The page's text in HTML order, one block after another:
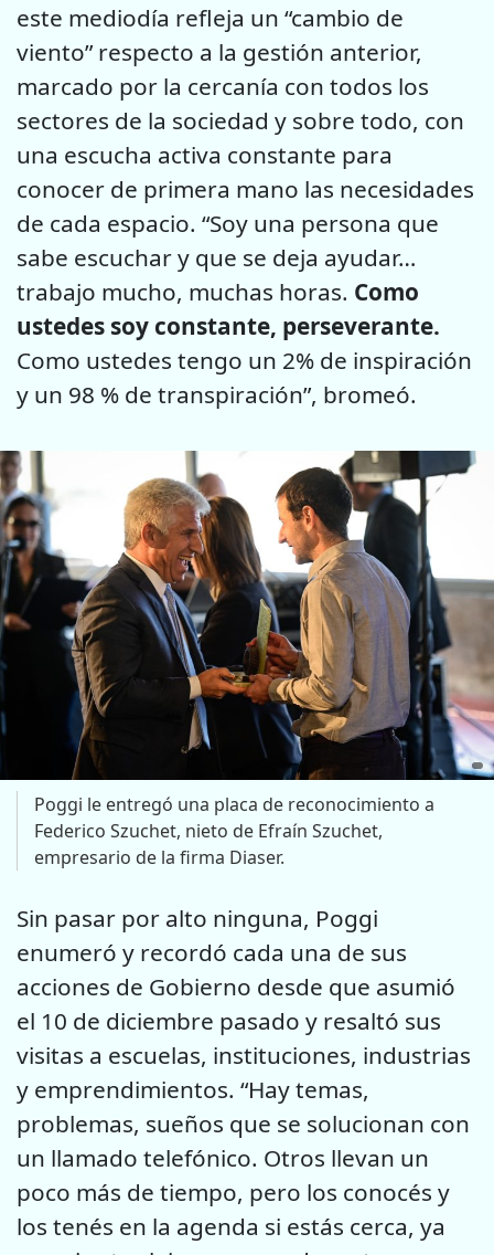
este mediodía refleja un “cambio de
viento” respecto a la gestión anterior,
marcado por la cercanía con todos los
sectores de la sociedad y sobre todo, con
una escucha activa constante para
conocer de primera mano las necesidades
de cada espacio. “Soy una persona que
sabe escuchar y que se deja ayudar…
trabajo mucho, muchas horas. Como
ustedes soy constante, perseverante.
Como ustedes tengo un 2% de inspiración
y un 98 % de transpiración”, bromeó.
Poggi le entregó una placa de reconocimiento a
Federico Szuchet, nieto de Efraín Szuchet,
empresario de la firma Diaser.
Sin pasar por alto ninguna, Poggi
enumeró y recordó cada una de sus
acciones de Gobierno desde que asumió
el 10 de diciembre pasado y resaltó sus
visitas a escuelas, instituciones, industrias
y emprendimientos. “Hay temas,
problemas, sueños que se solucionan con
un llamado telefónico. Otros llevan un
poco más de tiempo, pero los conocés y
los tenés en la agenda si estás cerca, ya